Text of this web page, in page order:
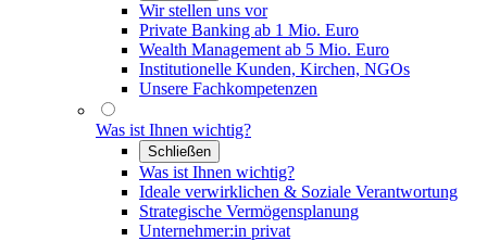
Wir stellen uns vor
Private Banking ab 1 Mio. Euro
Wealth Management ab 5 Mio. Euro
Institutionelle Kunden, Kirchen, NGOs
Unsere Fachkompetenzen
Was ist Ihnen wichtig?
Schließen
Was ist Ihnen wichtig?
Ideale verwirklichen & Soziale Verantwortung
Strategische Vermögensplanung
Unternehmer:in privat